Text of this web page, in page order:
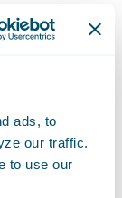
ads, to
our traffic.
to use our
e
de
todas